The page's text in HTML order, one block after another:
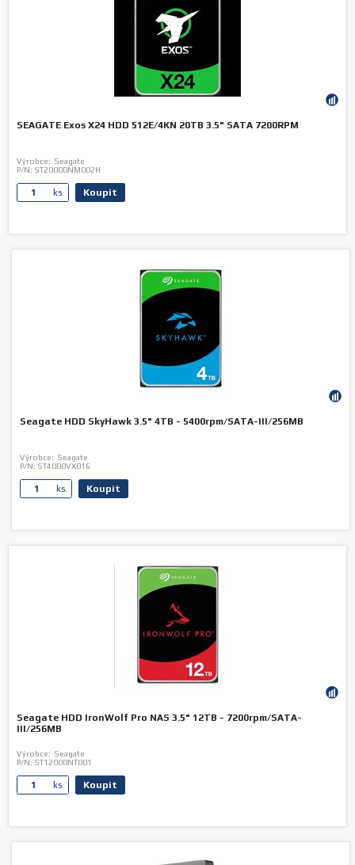
SEAGATE Exos X24 HDD 512E/4KN 20TB 3.5" SATA 7200RPM
Výrobce: Seagate
P/N: ST20000NM002H
ks. Koupit
Seagate HDD SkyHawk 3.5" 4TB - 5400rpm/SATA-III/256MB
Výrobce: Seagate
P/N: ST4000VX016
ks. Koupit
Seagate HDD IronWolf Pro NAS 3.5" 12TB - 7200rpm/SATA-
III/256MB
Výrobce: Seagate
P/N: ST12000NT001
ks. Koupit